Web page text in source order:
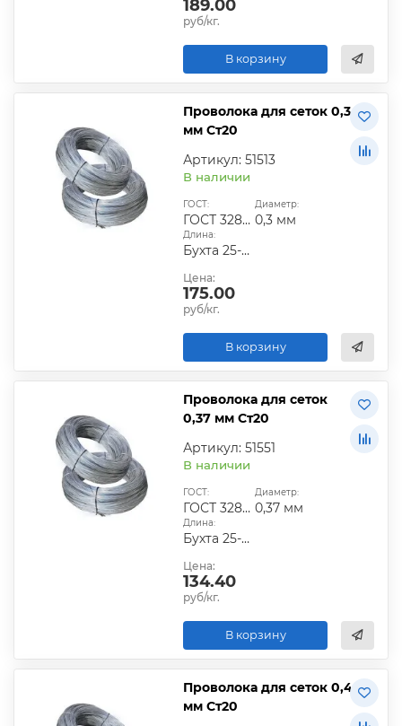
189.00
руб/кг.
В корзину
Проволока для сеток 0,3
мм Ст20
Артикул: 51513
В наличии
ГОСТ:
ГОСТ 3282-74
Диаметр:
0,3 мм
Длина:
Бухта 25-50 кг
Цена:
175.00
руб/кг.
В корзину
Проволока для сеток
0,37 мм Ст20
Артикул: 51551
В наличии
ГОСТ:
ГОСТ 3282-74
Диаметр:
0,37 мм
Длина:
Бухта 25-50 кг
Цена:
134.40
руб/кг.
В корзину
Проволока для сеток 0,4
мм Ст20